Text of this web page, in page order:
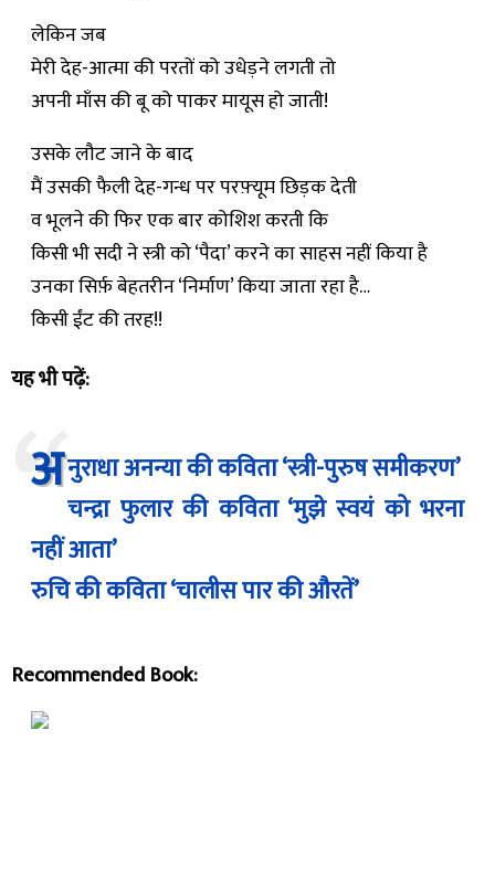
लेकिन जब
मेरी देह-आत्मा की परतों को उधेड़ने लगती तो
अपनी माँस की बू को पाकर मायूस हो जाती!
उसके लौट जाने के बाद
मैं उसकी फैली देह-गन्ध पर परफ़्यूम छिड़क देती
व भूलने की फिर एक बार कोशिश करती कि
किसी भी सदी ने स्त्री को ‘पैदा’ करने का साहस नहीं किया है
उनका सिर्फ़ बेहतरीन ‘निर्माण’ किया जाता रहा है…
किसी ईंट की तरह!!
यह भी पढ़ें:
अनुराधा अनन्या की कविता ‘स्त्री-पुरुष समीकरण’
चन्द्रा फुलार की कविता ‘मुझे स्वयं को भरना
नहीं आता’
रुचि की कविता ‘चालीस पार की औरतें’
Recommended Book: